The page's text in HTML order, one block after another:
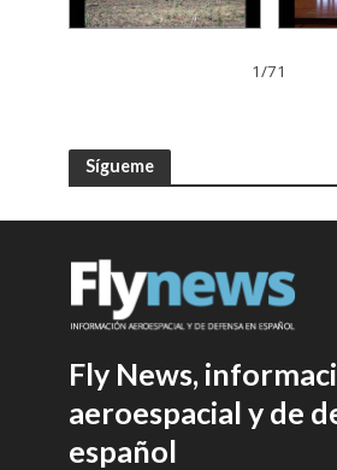
1/71
Sígueme
Fly News,
aeroespacial y de
español